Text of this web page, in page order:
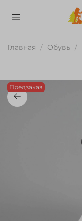
Главная Обувь
Предзаказ